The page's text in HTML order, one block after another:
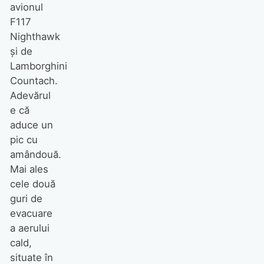
avionul
F117
Nighthawk
şi de
Lamborghini
Countach.
Adevărul
e că
aduce un
pic cu
amândouă.
Mai ales
cele două
guri de
evacuare
a aerului
cald,
situate în